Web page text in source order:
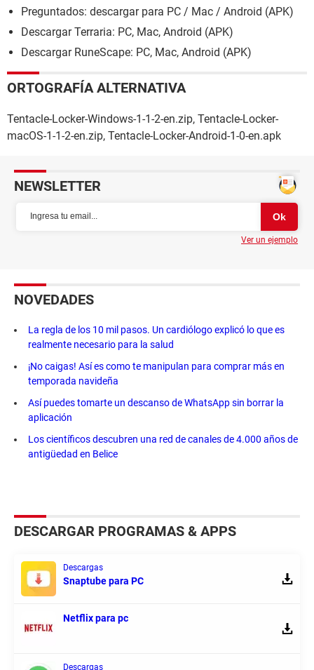
Preguntados: descargar para PC / Mac / Android (APK)
Descargar Terraria: PC, Mac, Android (APK)
Descargar RuneScape: PC, Mac, Android (APK)
ORTOGRAFÍA ALTERNATIVA
Tentacle-Locker-Windows-1-1-2-en.zip, Tentacle-Locker-
macOS-1-1-2-en.zip, Tentacle-Locker-Android-1-0-en.apk
NEWSLETTER
Ver un ejemplo
NOVEDADES
La regla de los 10 mil pasos. Un cardiólogo explicó lo que es
realmente necesario para la salud
¡No caigas! Así es como te manipulan para comprar más en
temporada navideña
Así puedes tomarte un descanso de WhatsApp sin borrar la
aplicación
Los científicos descubren una red de canales de 4.000 años de
antigüedad en Belice
DESCARGAR PROGRAMAS & APPS
Descargas
Snaptube para PC
Netflix para pc
Descargas